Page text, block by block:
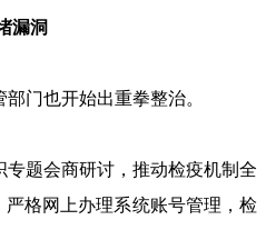
漏洞
门也开始出重拳整治。
题会商研讨，推动检疫机制全
格网上办理系统账号管理，检